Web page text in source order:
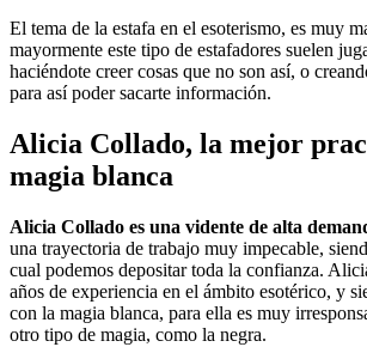
El tema de la estafa en el esoterismo, es muy
mayormente este tipo de estafadores suelen
haciéndote creer cosas que no son así, o
para así poder sacarte información.
Alicia Collado, la mejor
magia blanca
Alicia Collado es una vidente de alta
una trayectoria de trabajo muy impecable,
cual podemos depositar toda la confianza.
años de experiencia en el ámbito esotérico, y
con la magia blanca, para ella es muy
otro tipo de magia, como la negra.